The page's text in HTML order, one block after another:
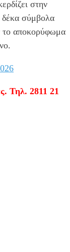
στην
δέκα σύμβολα
το αποκορύφωμα
Τηλ. 2811 21